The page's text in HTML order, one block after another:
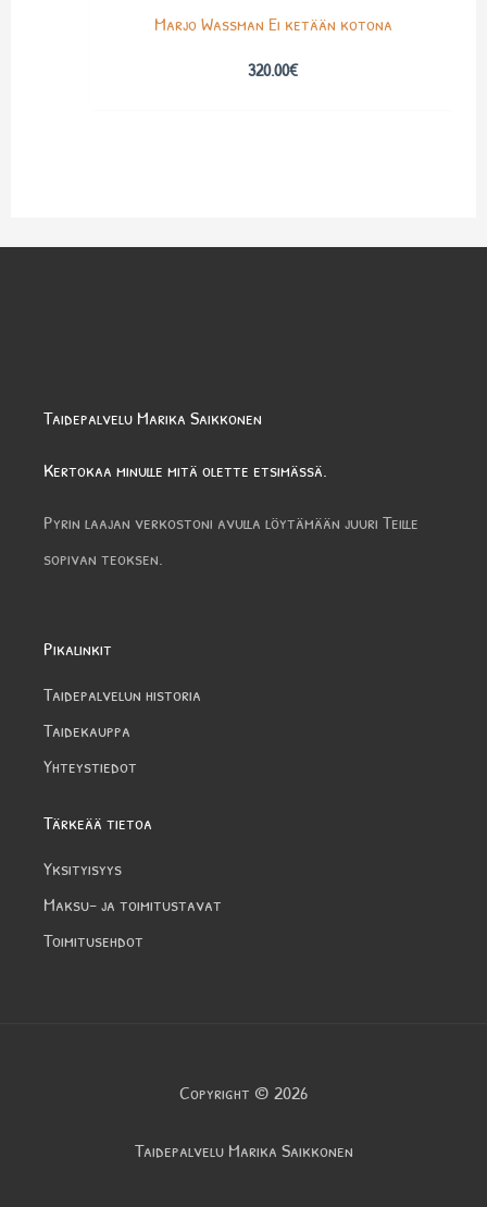
Marjo Wassman Ei ketään kotona
320.00€
Taidepalvelu Marika Saikkonen
Kertokaa minulle mitä olette etsimässä.
Pyrin laajan verkostoni avulla löytämään juuri Teille
sopivan teoksen.
Pikalinkit
Taidepalvelun historia
Taidekauppa
Yhteystiedot
Tärkeää tietoa
Yksityisyys
Maksu- ja toimitustavat
Toimitusehdot
Copyright © 2026
Taidepalvelu Marika Saikkonen